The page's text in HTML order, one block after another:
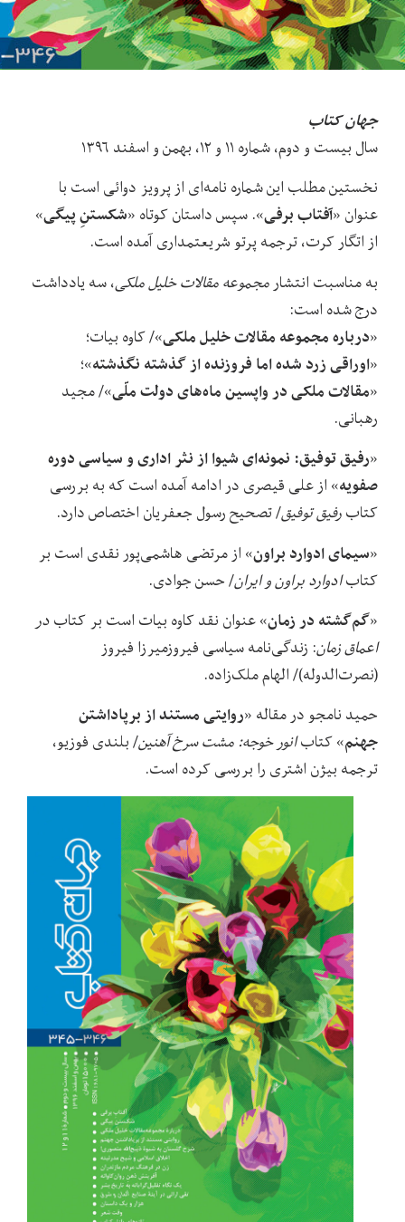
جهان کتاب
سال بیست و دوم، شماره ۱۱ و ۱۲، بهمن و اسفند ۱۳۹۶
نخستین مطلب این شماره نامه‌ای از پرویز دوائی است با
عنوان «آفتاب برفی». سپس داستان کوتاه «شکستنِ پیگی»
از اتگار کرت، ترجمه پرتو شریعتمداری آمده است.
به مناسبت انتشار مجموعه مقالات خلیل ملکی، سه یادداشت
درج شده است:
«درباره مجموعه مقالات خلیلملکی»/ کاوه بیات؛
«اوراقی زرد شده اما فروزنده از گذشته نگذشته»؛
«مقالات ملکی در واپسین ماه‌های دولت ملّی»/ مجید
رهبانی.
«رفیق توفیق: نمونه‌ای شیوا از نثر اداری و سیاسی دوره
صفویه» از علی قیصری در ادامه آمده است که به بررسی
کتابرفیق توفیق/ تصحیح رسول جعفریان اختصاص دارد.
«سیمای ادوارد براون» از مرتضی هاشمی‌پور نقدی است بر
کتابادوارد براون و ایران/ حسن جوادی.
«گم‌گشته در زمان» عنوان نقد کاوه بیات است بر کتابدر
اعماق زمان: زندگی‌نامه سیاسی فیروزمیرزا فیروز
(نصرت‌الدوله)/ الهام ملک‌زاده.
حمید نامجو در مقاله «روایتی مستند از برپاداشتن
جهنم»کتابانور خوجه: مشت سرخ آهنین/ بلندی فوزیو،
ترجمه بیژن اشتری را بررسی کرده است.